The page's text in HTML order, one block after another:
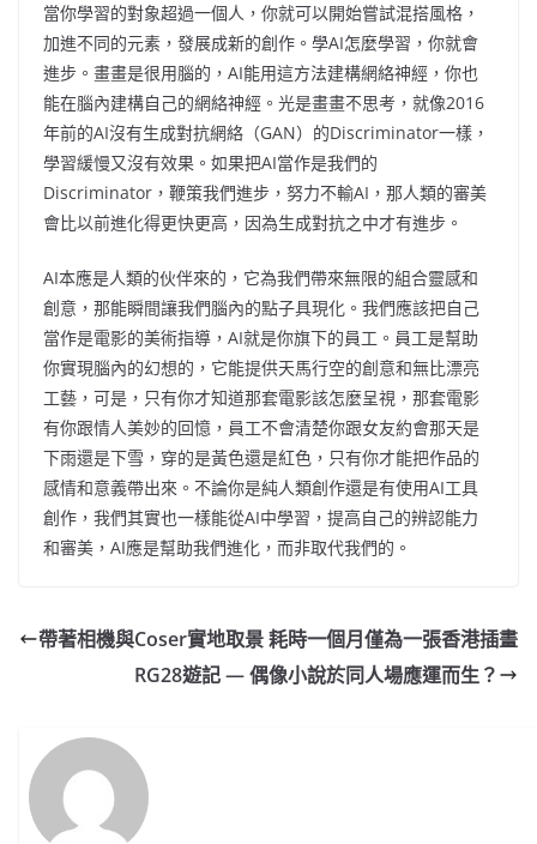
當你學習的對象超過一個人，你就可以開始嘗試混搭風格，
加進不同的元素，發展成新的創作。學AI怎麼學習，你就會
進步。畫畫是很用腦的，AI能用這方法建構網絡神經，你也
能在腦內建構自己的網絡神經。光是畫畫不思考，就像2016
年前的AI沒有生成對抗網絡（GAN）的Discriminator一樣，
學習緩慢又沒有效果。如果把AI當作是我們的
Discriminator，鞭策我們進步，努力不輸AI，那人類的審美
會比以前進化得更快更高，因為生成對抗之中才有進步。
AI本應是人類的伙伴來的，它為我們帶來無限的組合靈感和
創意，那能瞬間讓我們腦內的點子具現化。我們應該把自己
當作是電影的美術指導，AI就是你旗下的員工。員工是幫助
你實現腦內的幻想的，它能提供天馬行空的創意和無比漂亮
工藝，可是，只有你才知道那套電影該怎麼呈視，那套電影
有你跟情人美妙的回憶，員工不會清楚你跟女友約會那天是
下雨還是下雪，穿的是黃色還是紅色，只有你才能把作品的
感情和意義帶出來。不論你是純人類創作還是有使用AI工具
創作，我們其實也一樣能從AI中學習，提高自己的辨認能力
和審美，AI應是幫助我們進化，而非取代我們的。
帶著相機與Coser實地取景 耗時一個月僅為一張香港插畫
RG28遊記 — 偶像小說於同人場應運而生？